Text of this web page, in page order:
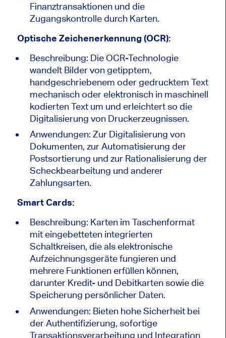
Finanztransaktionen und die
Zugangskontrolle durch Karten.
Optische Zeichenerkennung (OCR):
Beschreibung: Die OCR-Technologie
wandelt Bilder von getipptem,
handgeschriebenem oder gedrucktem Text
mechanisch oder elektronisch in maschinell
kodierten Text um und erleichtert so die
Digitalisierung von Druckerzeugnissen.
Anwendungen: Zur Digitalisierung von
Dokumenten, zur Automatisierung der
Postsortierung und zur Rationalisierung der
Scheckbearbeitung und anderer
Zahlungsarten.
Smart Cards:
Beschreibung: Karten im Taschenformat
mit eingebetteten integrierten
Schaltkreisen, die als elektronische
Aufzeichnungsgeräte fungieren und
mehrere Funktionen erfüllen können,
darunter Kredit- und Debitkarten sowie die
Speicherung persönlicher Daten.
Anwendungen: Bieten hohe Sicherheit bei
der Authentifizierung, sofortige
Transaktionsverarbeitung und Integration